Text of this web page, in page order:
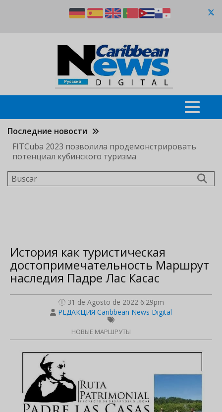
Последние новости
FITCuba 2023 позволила продемонстрировать
потенциал кубинского туризма
Buscar
История как туристическая
достопримечательность Маршрут
наследия Падре Лас Касас
31 de Agosto de 2022 6:29pm
РЕДАКЦИЯ Caribbean News Digital
НОВЫЕ МАРШРУТЫ